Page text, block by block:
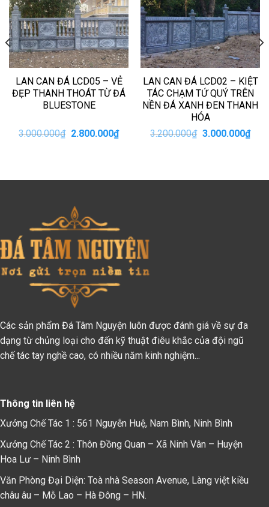
LAN CAN ĐÁ LCD05 – VẺ
ĐẸP THANH THOÁT TỪ ĐÁ
BLUESTONE
3.000.000₫ Giá
2.800.000₫Giá
hiện
LAN CAN ĐÁ LCD02 – KIỆT
TÁC CHẠM TỨ QUÝ TRÊN
NỀN ĐÁ XANH ĐEN THANH
HÓA
3.200.000₫ Giá
3.000.000₫Giá
hiện
Các sản phẩm Đá Tâm Nguyện luôn được đánh giá về sự đa
dạng từ chủng loại cho đến kỹ thuật điêu khắc của đội ngũ
chế tác tay nghề cao, có nhiều năm kinh nghiệm...
Thông tin liên hệ
Xưởng Chế Tác 1 : 561 Nguyễn Huệ, Nam Bình, Ninh Bình
Xưởng Chế Tác 2 : Thôn Đồng Quan – Xã Ninh Vân – Huyện
Hoa Lư – Ninh Bình
Văn Phòng Đại Diện: Toà nhà Season Avenue, Làng việt kiều
châu âu – Mỗ Lao – Hà Đông – HN.